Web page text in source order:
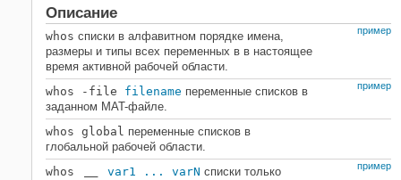
НА ЭТОЙ СТРАНИЦЕ
Синтаксис
Описание
Примеры
Входные параметры
Выходные аргументы
Альтернативы
Расширенные возможности
Описание
пример
whos списки в алфавитном порядке имена,
размеры и типы всех переменных в в настоящее
время активной рабочей области.
пример
whos -file filename переменные списков в
заданном MAT-файле.
whos global переменные списков в
глобальной рабочей области.
пример
whos var1 ... varN списки только